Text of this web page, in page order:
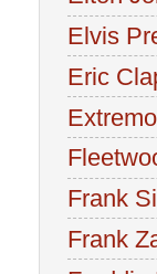
Elvis
Eric
Frank
Frank